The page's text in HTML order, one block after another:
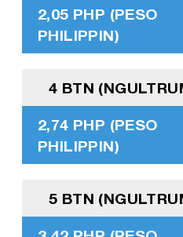
2,05 PHP (PESO
PHILIPPIN)
4 BTN
2,74 PHP (PESO
PHILIPPIN)
5 BTN